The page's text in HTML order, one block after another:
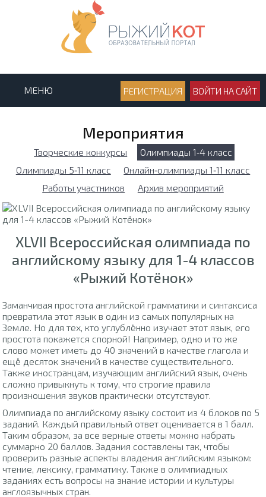
МЕНЮ РЕГИСТРАЦИЯ ВОЙТИ НА САЙТ
Мероприятия
Творческие конкурсы
Олимпиады 1‑4 класс
Олимпиады 5‑11 класс
Онлайн‑олимпиады 1‑11 класс
Работы участников
Архив мероприятий
XLVII Всероссийская олимпиада по
английскому языку для 1-4 классов
«Рыжий Котёнок»
Заманчивая простота английской грамматики и синтаксиса
превратила этот язык в один из самых популярных на
Земле. Но для тех, кто углублённо изучает этот язык, его
простота покажется спорной! Например, одно и то же
слово может иметь до 40 значений в качестве глагола и
ещё десяток значений в качестве существительного.
Также иностранцам, изучающим английский язык, очень
сложно привыкнуть к тому, что строгие правила
произношения звуков практически отсутствуют.
Олимпиада по английскому языку состоит из 4 блоков по 5
заданий. Каждый правильный ответ оценивается в 1 балл.
Таким образом, за все верные ответы можно набрать
суммарно 20 баллов. Задания составлены так, чтобы
проверить разные аспекты владения английским языком:
чтение, лексику, грамматику. Также в олимпиадных
заданиях есть вопросы на знание истории и культуры
англоязычных стран.